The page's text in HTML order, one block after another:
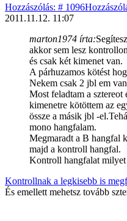
Hozzászólás: # 1096
2011.11.12. 11:07
marton1974 írta:
akkor sem lesz
és csak két kimenet van.
A párhuzamos kötést
Nekem csak 2 jbl em
Most feladtam a
kimenetre kötöttem az
össze a másik jbl -
mono hangfalam.
Megmaradt a B hangfal
majd a kontroll hangfal.
Kontroll hangfalat milyet
Kontrollnak a legkisebb is
És emellett mehetsz tovább